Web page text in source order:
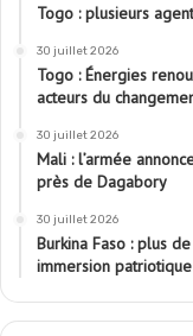
Togo : plusieurs
30 juillet 2026
Togo : Énergies
acteurs du
30 juillet 2026
Mali : l’armée
près de Dagabory
30 juillet 2026
Burkina Faso : plus
immersion patriotique